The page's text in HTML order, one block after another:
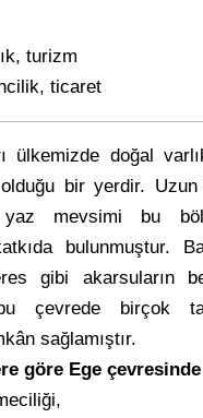
turizm
ticaret
ülkemizde doğal
olduğu bir yerdir.
mevsimi bu
bulunmuştur.
gibi akarsuların
çevrede birçok
sağlamıştır.
göre Ege çevresinde